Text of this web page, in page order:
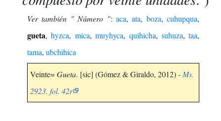
Ver también " Número ": aca,ata, boza,cuhupqua,
gueta,hyzca, mica,muyhyca, quihicha, suhuza,taa,
tama, ubchihica
Veinte=Gueta. [sic] (Gómez & Giraldo, 2012) - Ms.
2923. fol. 42r